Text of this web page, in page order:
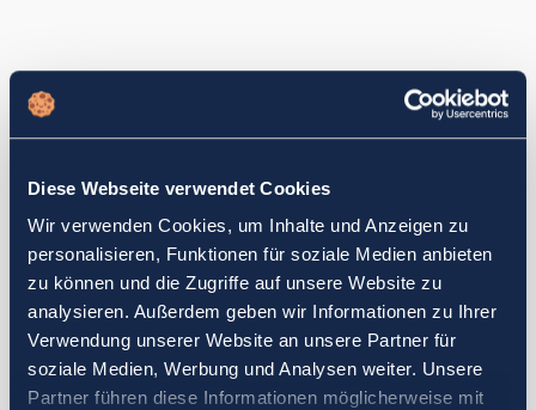
Diese Webseite verwendet Cookies
Wir verwenden Cookies, um Inhalte und Anzeigen zu
personalisieren, Funktionen für soziale Medien anbieten
zu können und die Zugriffe auf unsere Website zu
analysieren. Außerdem geben wir Informationen zu Ihrer
Verwendung unserer Website an unsere Partner für
soziale Medien, Werbung und Analysen weiter. Unsere
Partner führen diese Informationen möglicherweise mit